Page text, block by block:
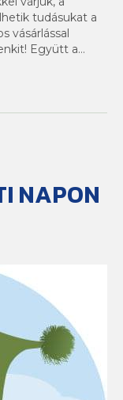
tudásukat a
vásárlással
Együtt a…
NAPON